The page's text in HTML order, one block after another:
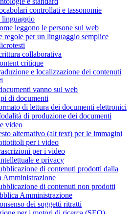
controllati e tassonomie
linguaggio
leggono le persone sul web
regole per un linguaggio semplice
collaborativa
critique
e localizzazione dei contenuti
vanno sul web
di documenti
di lettura dei documenti elettronici
di produzione dei documenti
video
alternativo (alt text) per le immagini
per i video
per i video
e privacy
di contenuti prodotti dalla
Amministrazione
di contenuti non prodotti
Amministrazione
dei soggetti ritratti